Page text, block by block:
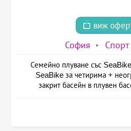
виж
София
Семейно плуване със
SeaBike за четирима +
закрит басейн в плувен